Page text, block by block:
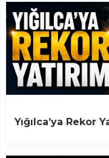
Yığılca’ya Rekor